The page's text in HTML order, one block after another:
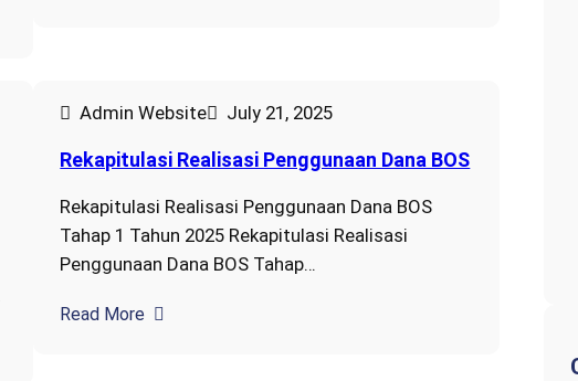
Admin Website July 21, 2025
Rekapitulasi Realisasi Penggunaan Dana BOS
Rekapitulasi Realisasi Penggunaan Dana BOS
Tahap 1 Tahun 2025 Rekapitulasi Realisasi
Penggunaan Dana BOS Tahap…
Read More